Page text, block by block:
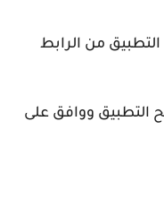
من الرابط
التطبيق ووافق على